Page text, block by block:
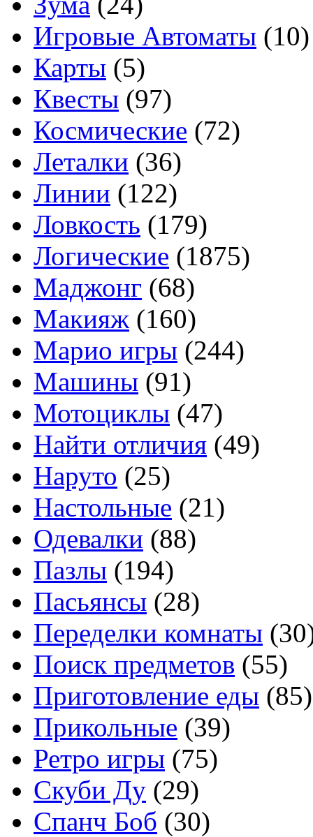
Игровые Автоматы (10)
Карты (5)
Квесты (97)
Космические (72)
Леталки (36)
Линии (122)
Ловкость (179)
Логические (1875)
Маджонг (68)
Макияж (160)
Марио игры (244)
Машины (91)
Мотоциклы (47)
Найти отличия (49)
Наруто (25)
Настольные (21)
Одевалки (88)
Пазлы (194)
Пасьянсы (28)
Переделки комнаты
Поиск предметов (55)
Приготовление еды (85)
Прикольные (39)
Ретро игры (75)
Скуби Ду (29)
Спанч Боб (30)